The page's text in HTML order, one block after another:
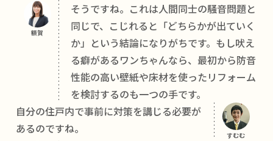
額賀
そうですね。これは人間同士の騒音問題と
同じで、こじれると「どちらかが出ていく
か」という結論になりがちです。もし吠え
る癖があるワンちゃんなら、最初から防音
性能の高い壁紙や床材を使ったリフォーム
を検討するのも一つの手です。
すむむ
自分の住戸内で事前に対策を講じる必要が
あるのですね。